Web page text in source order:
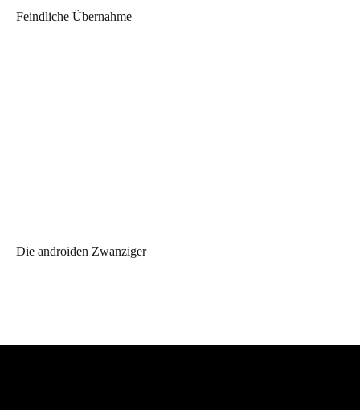
Feindliche Übernahme
Die androiden Zwanziger